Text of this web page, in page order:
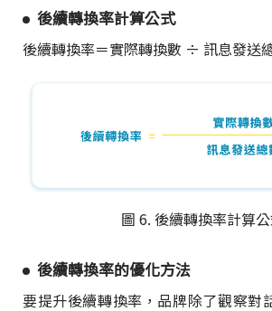
後續轉換率計算公式
後續轉換率＝實際轉換數 ÷ 訊息發送
圖 6. 後續轉換率計算
後續轉換率的優化方法
要提升後續轉換率，品牌除了觀察對